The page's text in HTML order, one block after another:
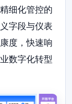
细化管控的
字段与仪表
度，快速响
数字化转型